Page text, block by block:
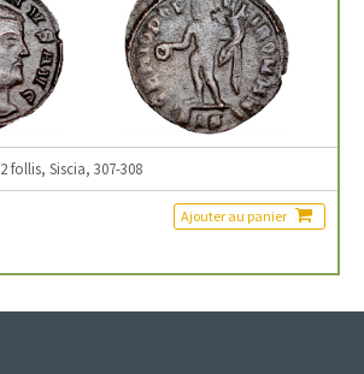
follis, Siscia, 307-308
Ajouter au panier